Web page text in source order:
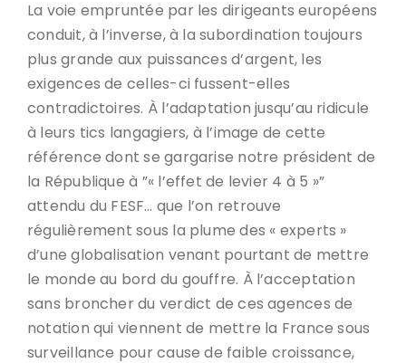
La voie empruntée par les dirigeants européens
conduit, à l’inverse, à la subordination toujours
plus grande aux puissances d’argent, les
exigences de celles-ci fussent-elles
contradictoires. À l’adaptation jusqu’au ridicule
à leurs tics langagiers, à l’image de cette
référence dont se gargarise notre président de
la République à ”« l’effet de levier 4 à 5 »”
attendu du FESF… que l’on retrouve
régulièrement sous la plume des « experts »
d’une globalisation venant pourtant de mettre
le monde au bord du gouffre. À l’acceptation
sans broncher du verdict de ces agences de
notation qui viennent de mettre la France sous
surveillance pour cause de faible croissance,